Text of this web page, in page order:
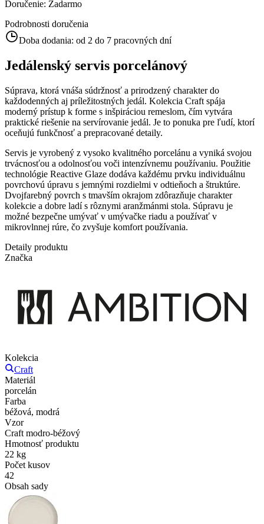
Doručenie: Zadarmo
Podrobnosti doručenia
Doba dodania: od 2 do 7 pracovných dní
Jedálenský servis porcelánový
Súprava, ktorá vnáša súdržnosť a prirodzený charakter do
každodenných aj príležitostných jedál. Kolekcia Craft spája
moderný prístup k forme s inšpiráciou remeslom, čím vytvára
praktické riešenie na servírovanie jedál. Je to ponuka pre ľudí, ktorí
oceňujú funkčnosť a prepracované detaily.
Servis je vyrobený z vysoko kvalitného porcelánu a vyniká svojou
trvácnosťou a odolnosťou voči intenzívnemu používaniu. Použitie
technológie Reactive Glaze dodáva každému prvku individuálnu
povrchovú úpravu s jemnými rozdielmi v odtieňoch a štruktúre.
Dvojfarebný povrch s tmavším okrajom zdôrazňuje charakter
kolekcie a dobre ladí s rôznymi aranžmánmi stola. Súpravu je
možné bezpečne umývať v umývačke riadu a používať v
mikrovlnnej rúre, čo zvyšuje komfort používania.
Detaily produktu
Značka
Kolekcia
Craft
Materiál
porcelán
Farba
béžová, modrá
Vzor
Craft modro-béžový
Hmotnosť produktu
22 kg
Počet kusov
42
Obsah sady